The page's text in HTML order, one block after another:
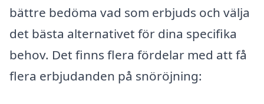
bättre bedöma vad som erbjuds och välja
det bästa alternativet för dina specifika
behov. Det finns flera fördelar med att få
flera erbjudanden på snöröjning: